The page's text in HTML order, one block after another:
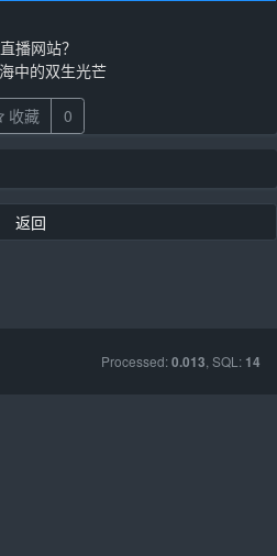
播网站？
中的双生光芒
收藏 0
返回
Processed:0.013 , SQL: 14